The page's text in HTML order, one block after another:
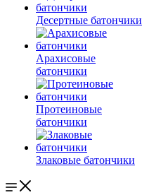
Десертные батончики
Арахисовые
батончики
Протеиновые
батончики
Злаковые батончики